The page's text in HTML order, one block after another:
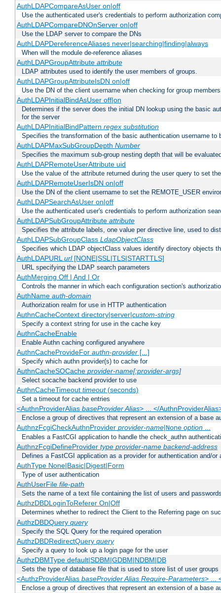
AuthLDAPCompareAsUser on|off
Use the authenticated user's credentials to perform authorization
AuthLDAPCompareDNOnServer on|off
Use the LDAP server to compare the DNs
AuthLDAPDereferenceAliases never|searching|finding|always
When will the module de-reference aliases
AuthLDAPGroupAttribute attribute
LDAP attributes used to identify the user members of groups.
AuthLDAPGroupAttributeIsDN on|off
Use the DN of the client username when checking for group
AuthLDAPInitialBindAsUser off|on
Determines if the server does the initial DN lookup using the basic
for the server
AuthLDAPInitialBindPattern regex substitution
Specifies the transformation of the basic authentication username
AuthLDAPMaxSubGroupDepth Number
Specifies the maximum sub-group nesting depth that will be
AuthLDAPRemoteUserAttribute uid
Use the value of the attribute returned during the user query to set
AuthLDAPRemoteUserIsDN on|off
Use the DN of the client username to set the REMOTE_USER
AuthLDAPSearchAsUser on|off
Use the authenticated user's credentials to perform authorization
AuthLDAPSubGroupAttribute attribute
Specifies the attribute labels, one value per directive line, used to
AuthLDAPSubGroupClass LdapObjectClass
Specifies which LDAP objectClass values identify directory objects
AuthLDAPURLurl[NONE|SSL|TLS|STARTTLS]
URL specifying the LDAP search parameters
AuthMerging Off | And | Or
Controls the manner in which each configuration section's
AuthName auth-domain
Authorization realm for use in HTTP authentication
AuthnCacheContext directory|server|custom-string
Specify a context string for use in the cache key
AuthnCacheEnable
Enable Authn caching configured anywhere
AuthnCacheProvideFor authn-provider[...]
Specify which authn provider(s) to cache for
AuthnCacheSOCache provider-name[:provider-args]
Select socache backend provider to use
AuthnCacheTimeout timeout(seconds)
Set a timeout for cache entries
<AuthnProviderAlias baseProvider Alias> ... </
Enclose a group of directives that represent an extension of a base
AuthnzFcgiCheckAuthnProvider provider-name|None option...
Enables a FastCGI application to handle the check_authn
AuthnzFcgiDefineProvider type provider-name backend-address
Defines a FastCGI application as a provider for authentication and/or
AuthType None|Basic|Digest|Form
Type of user authentication
AuthUserFile file-path
Sets the name of a text file containing the list of users and
AuthzDBDLoginToReferer On|Off
Determines whether to redirect the Client to the Referring page on
AuthzDBDQuery query
Specify the SQL Query for the required operation
AuthzDBDRedirectQuery query
Specify a query to look up a login page for the user
AuthzDBMType default|SDBM|GDBM|NDBM|DB
Sets the type of database file that is used to store list of user groups
<AuthzProviderAlias baseProvider Alias Require-Parameters> ...
Enclose a group of directives that represent an extension of a base